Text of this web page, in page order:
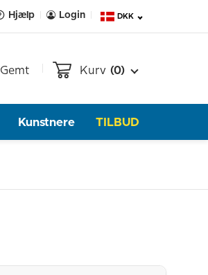
Hjælp Login DKK
Gemt Kurv (0)
Kunstnere TILBUD